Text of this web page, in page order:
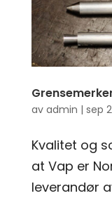
av admin | sep
Kvalitet og
at Vap er
leverandør